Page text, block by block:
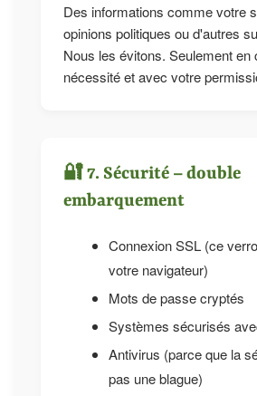
Des informations comme votre
opinions politiques ou d'autres
Nous les évitons. Seulement en
nécessité et avec votre
🔐 7. Sécurité – double
embarquement
Connexion SSL (ce
votre navigateur)
Mots de passe cryptés
Systèmes sécurisés
Antivirus (parce que la
pas une blague)